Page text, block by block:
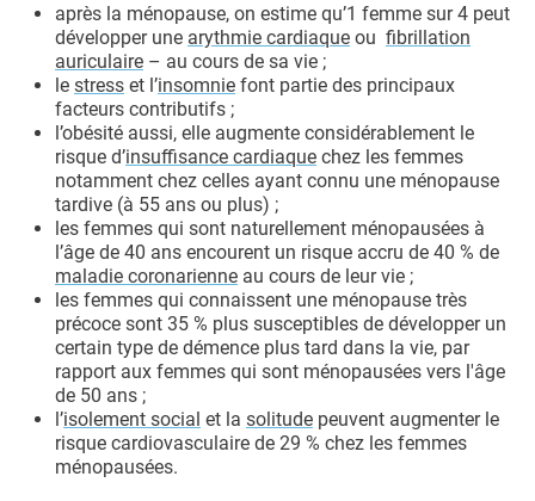
après la ménopause, on estime qu’1 femme sur 4 peut
développer une arythmie cardiaque ou fibrillation
auriculaire – au cours de sa vie ;
le stress et l’insomnie font partie des principaux
facteurs contributifs ;
l’obésité aussi, elle augmente considérablement le
risque d’insuffisance cardiaque chez les femmes
notamment chez celles ayant connu une ménopause
tardive (à 55 ans ou plus) ;
les femmes qui sont naturellement ménopausées à
l’âge de 40 ans encourent un risque accru de 40 % de
maladie coronarienne au cours de leur vie ;
les femmes qui connaissent une ménopause très
précoce sont 35 % plus susceptibles de développer un
certain type de démence plus tard dans la vie, par
rapport aux femmes qui sont ménopausées vers l'âge
de 50 ans ;
l’isolement social et la solitude peuvent augmenter le
risque cardiovasculaire de 29 % chez les femmes
ménopausées.